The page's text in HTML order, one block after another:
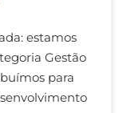
estamos
Gestão
para